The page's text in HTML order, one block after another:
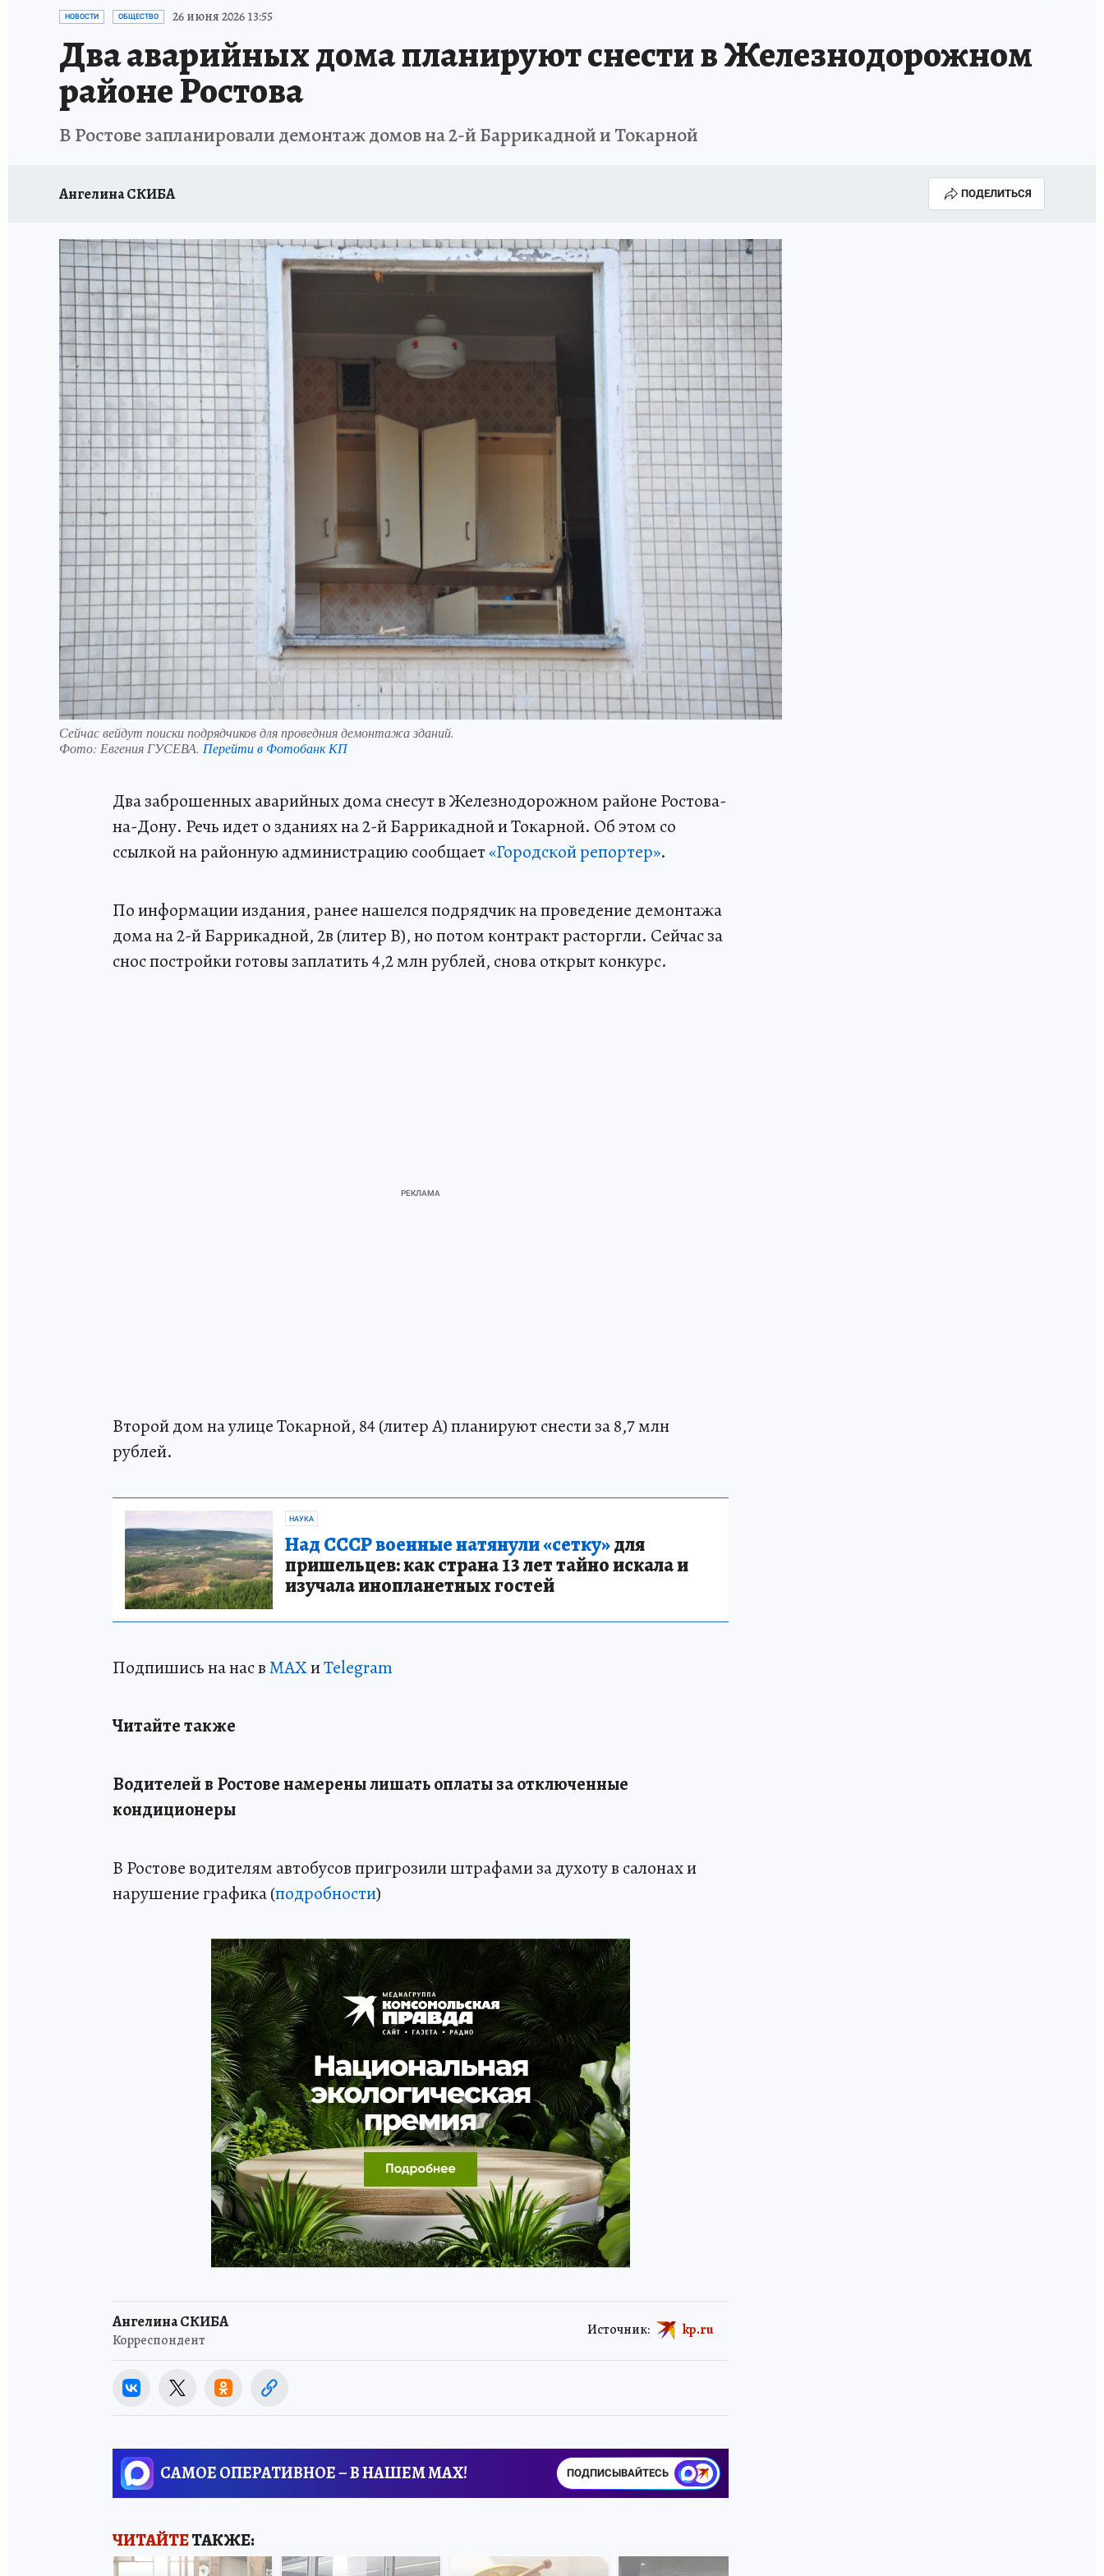
ЗАПОВЕДНАЯ РОССИЯ
НОВОСТИ ОБЩЕСТВО 26 июня 2026 13:55
Два аварийных дома планируют снести в Железнодорожном
районе Ростова
В Ростове запланировали демонтаж домов на 2-й Баррикадной и Токарной
Ангелина СКИБА ПОДЕЛИТЬСЯ
Сейчас вейдут поиски подрядчиков для проведния демонтажа зданий.
Фото: Евгения ГУСЕВА. Перейти в Фотобанк КП
Два заброшенных аварийных дома снесут в Железнодорожном районе Ростова-
на-Дону. Речь идет о зданиях на 2-й Баррикадной и Токарной. Об этом со
ссылкой на районную администрацию сообщает«Городской репортер».
По информации издания, ранее нашелся подрядчик на проведение демонтажа
дома на 2-й Баррикадной, 2в (литер В), но потом контракт расторгли. Сейчас за
снос постройки готовы заплатить 4,2 млн рублей, снова открыт конкурс.
Второй дом на улице Токарной, 84 (литер А) планируют снести за 8,7 млн
рублей.
НАУКА
Над СССР военные натянули «сетку»для
пришельцев: как страна 13 лет тайно искала и
изучала инопланетных гостей
Подпишись на нас вMAXиTelegram
Читайте также
Водителей в Ростове намерены лишать оплаты за отключенные
кондиционеры
В Ростове водителям автобусов пригрозили штрафами за духоту в салонах и
нарушение графика (подробности)
Ангелина СКИБА
Корреспондент
Источник: kp.ru
САМОЕ ОПЕРАТИВНОЕ – В НАШЕМ MAX! ПОДПИСЫВАЙТЕСЬ
ЧИТАЙТЕТАКЖЕ: